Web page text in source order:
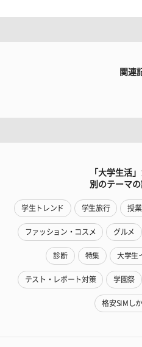
関連
「大学生活
別のテーマ
学生トレンド 学生旅行 授
ファッション・コスメ グルメ
診断 特集 大学生
テスト・レポート対策 学園祭
格安SIMし